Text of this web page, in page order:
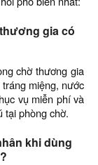
gia có
chờ thương gia
miệng, nước
vụ miễn phí và
tại phòng chờ.
khi dùng